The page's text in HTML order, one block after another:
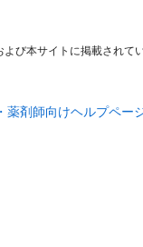
び本サイトに掲載されて
薬剤師向けヘルプペー